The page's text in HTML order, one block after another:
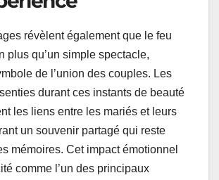
révèlent également que le feu
plus qu’un simple spectacle,
de l’union des couples. Les
durant ces instants de beauté
les liens entre les mariés et leurs
un souvenir partagé qui reste
mémoires. Cet impact émotionnel
comme l’un des principaux